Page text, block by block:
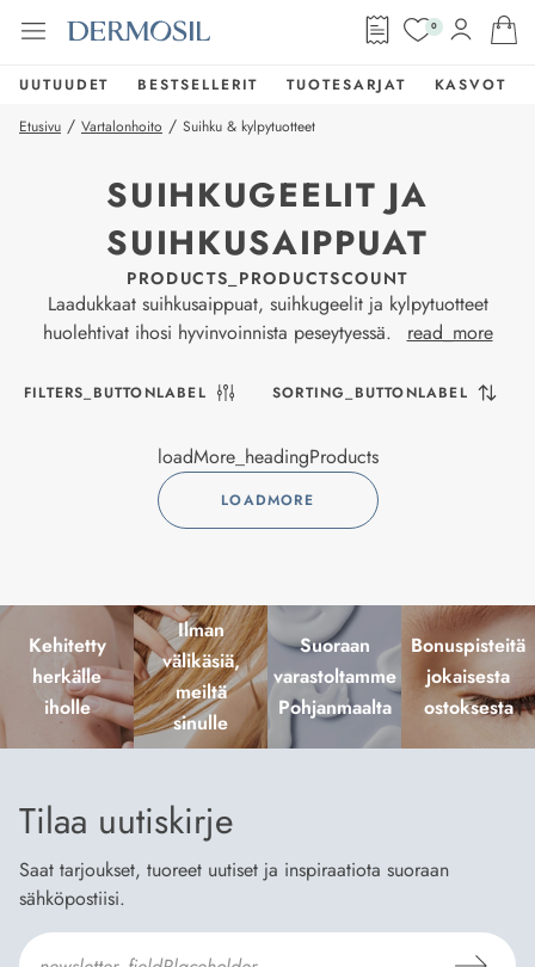
0
UUTUUDET BESTSELLERIT TUOTESARJAT
KASVOT
Etusivu / Vartalonhoito / Suihku & kylpytuotteet
SUIHKUGEELIT JA
SUIHKUSAIPPUAT
PRODUCTS_PRODUCTSCOUNT
Laadukkaat suihkusaippuat, suihkugeelit ja kylpytuotteet
huolehtivat ihosi hyvinvoinnista peseytyessä.
read_more
FILTERS_BUTTONLABEL SORTING_BUTTONLABEL
loadMore_headingProducts
LOADMORE
Kehitetty
herkälle
iholle
Ilman
välikäsiä,
meiltä
sinulle
Suoraan
varastoltamme
Pohjanmaalta
Bonuspisteitä
jokaisesta
ostoksesta
Tilaa uutiskirje
Saat tarjoukset, tuoreet uutiset ja inspiraatiota suoraan
sähköpostiisi.